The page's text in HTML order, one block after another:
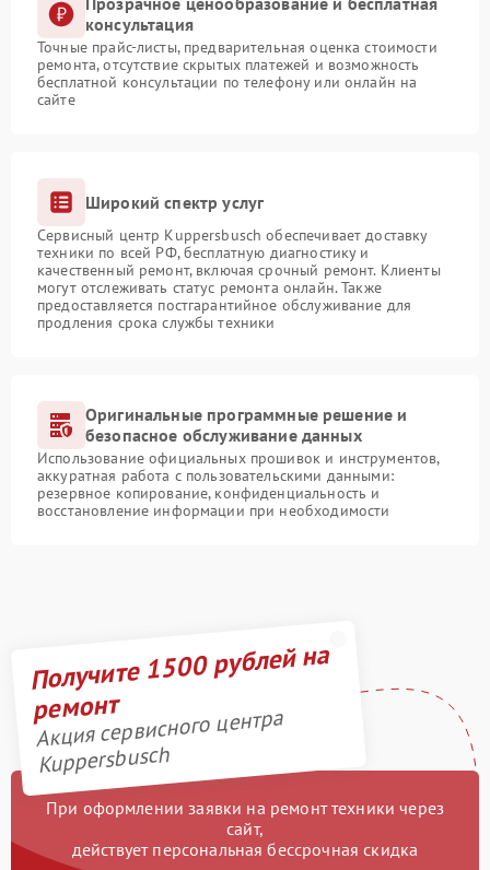
консультация
Точные прайс-листы, предварительная оценка стоимости
ремонта, отсутствие скрытых платежей и возможность
бесплатной консультации по телефону или онлайн на
сайте
Широкий спектр услуг
Сервисный центр Kuppersbusch обеспечивает доставку
техники по всей РФ, бесплатную диагностику и
качественный ремонт, включая срочный ремонт. Клиенты
могут отслеживать статус ремонта онлайн. Также
предоставляется постгарантийное обслуживание для
продления срока службы техники
Оригинальные программные решение и
безопасное обслуживание данных
Использование официальных прошивок и инструментов,
аккуратная работа с пользовательскими данными:
резервное копирование, конфиденциальность и
восстановление информации при необходимости
Получите 1500 рублей на
ремонт
Акция сервисного центра
Kuppersbusch
При оформлении заявки на ремонт техники через
сайт,
действует персональная бессрочная скидка